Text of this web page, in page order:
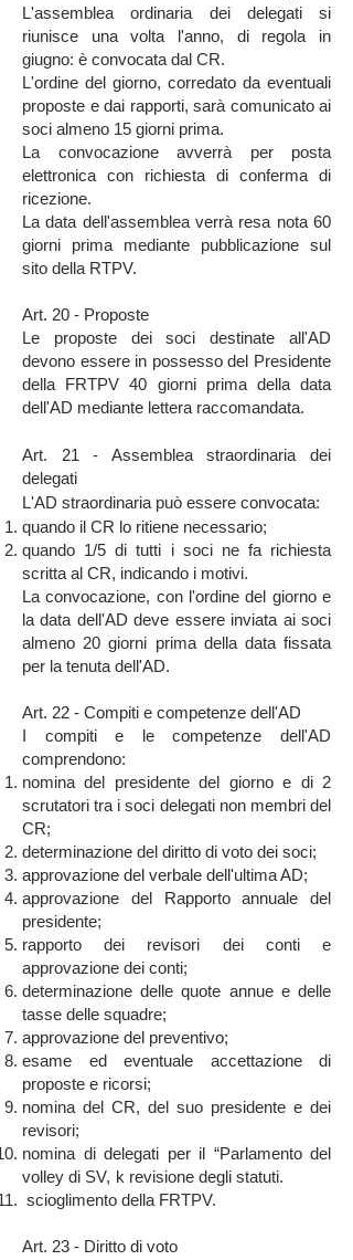
L'assemblea ordinaria dei delegati si
riunisce una volta l'anno, di regola in
giugno: è convocata dal CR.
L'ordine del giorno, corredato da eventuali
proposte e dai rapporti, sarà comunicato ai
soci almeno 15 giorni prima.
La convocazione avverrà per posta
elettronica con richiesta di conferma di
ricezione.
La data dell'assemblea verrà resa nota 60
giorni prima mediante pubblicazione sul
sito della RTPV.
Art. 20 - Proposte
Le proposte dei soci destinate all'AD
devono essere in possesso del Presidente
della FRTPV 40 giorni prima della data
dell'AD mediante lettera raccomandata.
Art. 21 - Assemblea straordinaria dei
delegati
L'AD straordinaria può essere convocata:
quando il CR lo ritiene necessario;
quando 1/5 di tutti i soci ne fa richiesta
scritta al CR, indicando i motivi.
La convocazione, con l'ordine del giorno e
la data dell'AD deve essere inviata ai soci
almeno 20 giorni prima della data fissata
per la tenuta dell'AD.
Art. 22 - Compiti e competenze dell'AD
I compiti e le competenze dell'AD
comprendono:
nomina del presidente del giorno e di 2
scrutatori tra i soci delegati non membri del
CR;
determinazione del diritto di voto dei soci;
approvazione del verbale dell'ultima AD;
approvazione del Rapporto annuale del
presidente;
rapporto dei revisori dei conti e
approvazione dei conti;
determinazione delle quote annue e delle
tasse delle squadre;
approvazione del preventivo;
esame ed eventuale accettazione di
proposte e ricorsi;
nomina del CR, del suo presidente e dei
revisori;
nomina di delegati per il “Parlamento del
volley di SV, k revisione degli statuti.
scioglimento della FRTPV.
Art. 23 - Diritto di voto